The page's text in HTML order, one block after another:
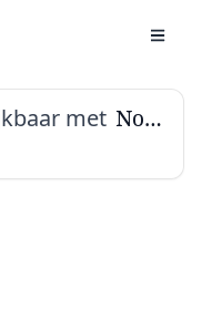
met Noto Serif Hebrew